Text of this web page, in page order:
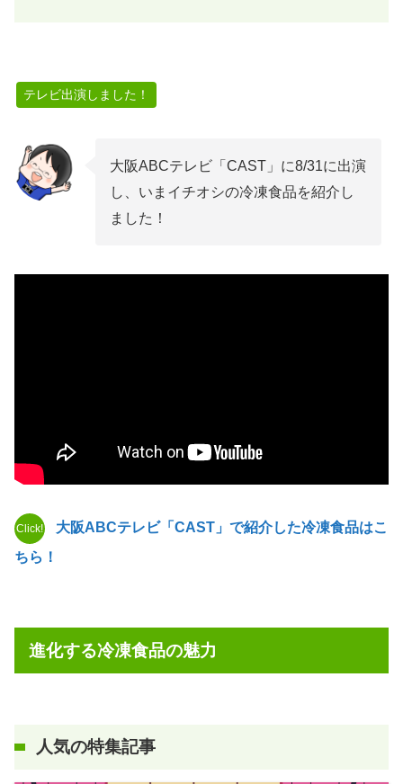
テレビ出演しました！
大阪ABCテレビ「CAST」に8/31に出演
し、いまイチオシの冷凍食品を紹介し
ました！
Click!
大阪ABCテレビ「CAST」で紹介した冷凍食品はこ
ちら！
進化する冷凍食品の魅力
人気の特集記事